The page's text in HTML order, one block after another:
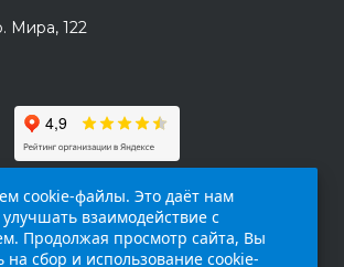
Мира, 122
cookie-файлы. Это даёт нам
взаимодействие с
Продолжая просмотр сайта, Вы
на сбор и использование cookie-